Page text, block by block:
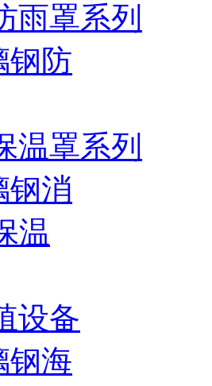
雨罩系列
钢防
温罩系列
钢消
温
设备
钢海